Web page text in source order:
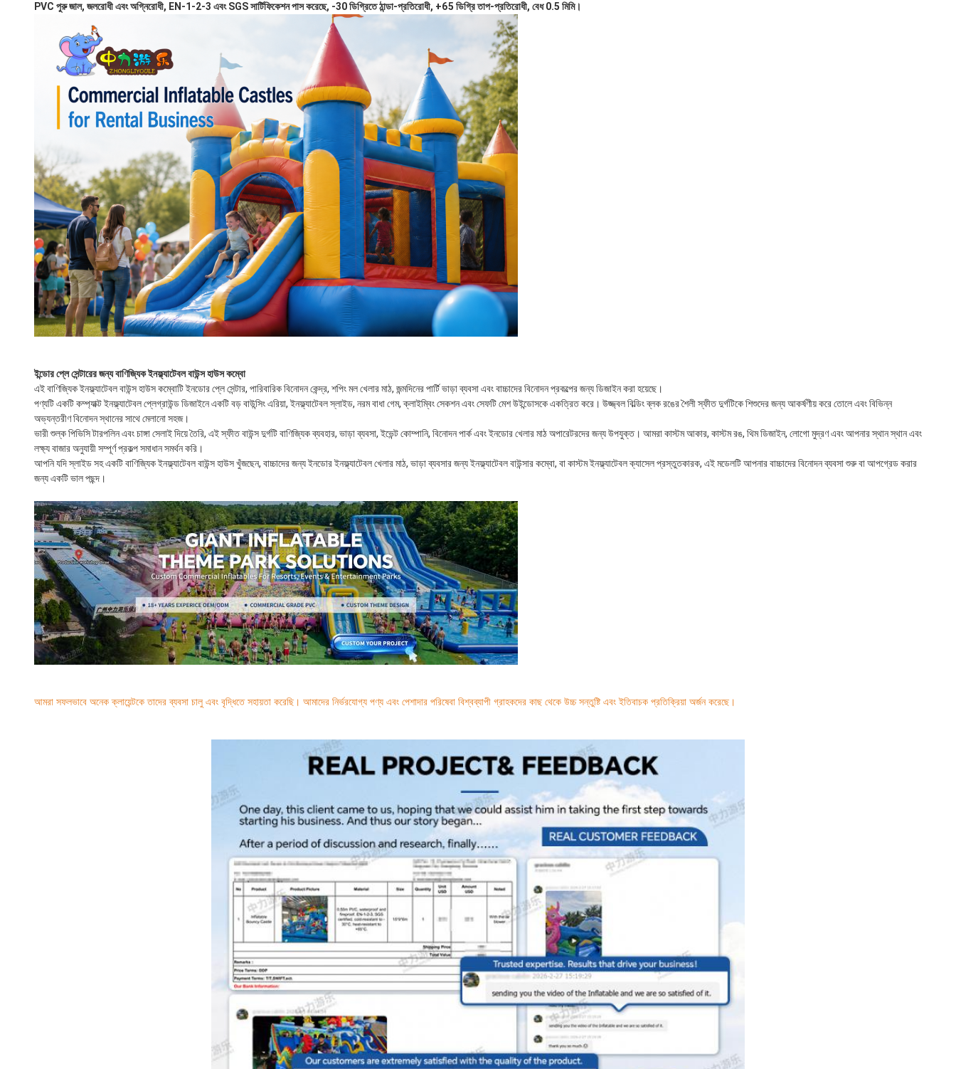
PVC পুরু জাল, জলরোধী এবং অগ্নিরোধী, EN-1-2-3 এবং SGS সার্টিফিকেশন পাস করেছে, -30 ডিগ্রিতে ঠান্ডা-প্রতিরোধী, +65 ডিগ্রি তাপ-প্রতিরোধী, বেধ 0.5 মিমি।
ইন্ডোর প্লে সেন্টারের জন্য বাণিজ্যিক ইনফ্ল্যাটেবল বাউন্স হাউস কম্বো
এই বাণিজ্যিক ইনফ্ল্যাটেবল বাউন্স হাউস কম্বোটি ইনডোর প্লে সেন্টার, পারিবারিক বিনোদন কেন্দ্র, শপিং মল খেলার মাঠ, জন্মদিনের পার্টি ভাড়া ব্যবসা এবং বাচ্চাদের বিনোদন প্রকল্পের জন্য ডিজাইন করা হয়েছে।
পণ্যটি একটি কম্প্যাক্ট ইনফ্ল্যাটেবল প্লেগ্রাউন্ড ডিজাইনে একটি বড় বাউন্সিং এরিয়া, ইনফ্ল্যাটেবল স্লাইড, নরম বাধা গেম, ক্লাইম্বিং সেকশন এবং সেফটি মেশ উইন্ডোসকে একত্রিত করে। উজ্জ্বল বিল্ডিং ব্লক রঙের শৈলী স্ফীত দুর্গটিকে শিশুদের জন্য আকর্ষণীয় করে তোলে এবং বিভিন্ন
অভ্যন্তরীণ বিনোদন স্থানের সাথে মেলানো সহজ।
ভারী শুল্ক পিভিসি টারপলিন এবং চাঙ্গা সেলাই দিয়ে তৈরি, এই স্ফীত বাউন্স দুর্গটি বাণিজ্যিক ব্যবহার, ভাড়া ব্যবসা, ইভেন্ট কোম্পানি, বিনোদন পার্ক এবং ইনডোর খেলার মাঠ অপারেটরদের জন্য উপযুক্ত। আমরা কাস্টম আকার, কাস্টম রঙ, থিম ডিজাইন, লোগো মুদ্রণ এবং আপনার স্থান স্থান এবং
লক্ষ্য বাজার অনুযায়ী সম্পূর্ণ প্রকল্প সমাধান সমর্থন করি।
আপনি যদি স্লাইড সহ একটি বাণিজ্যিক ইনফ্ল্যাটেবল বাউন্স হাউস খুঁজছেন, বাচ্চাদের জন্য ইনডোর ইনফ্ল্যাটেবল খেলার মাঠ, ভাড়া ব্যবসার জন্য ইনফ্ল্যাটেবল বাউন্সার কম্বো, বা কাস্টম ইনফ্ল্যাটেবল ক্যাসেল প্রস্তুতকারক, এই মডেলটি আপনার বাচ্চাদের বিনোদন ব্যবসা শুরু বা আপগ্রেড করার
জন্য একটি ভাল পছন্দ।
আমরা সফলভাবে অনেক ক্লায়েন্টকে তাদের ব্যবসা চালু এবং বৃদ্ধিতে সহায়তা করেছি। আমাদের নির্ভরযোগ্য পণ্য এবং পেশাদার পরিষেবা বিশ্বব্যাপী গ্রাহকদের কাছ থেকে উচ্চ সন্তুষ্টি এবং ইতিবাচক প্রতিক্রিয়া অর্জন করেছে।